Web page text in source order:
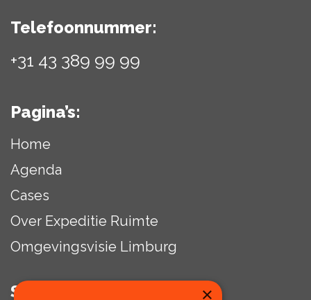
Telefoonnummer:
+31 43 389 99 99
Pagina’s:
Home
Agenda
Cases
Over Expeditie Ruimte
Omgevingsvisie Limburg
Social media: ×